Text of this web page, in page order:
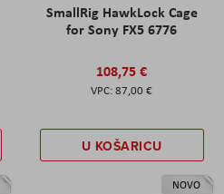
SmallRig HawkLock Cage
for Sony FX5 6776
108,75 €
87,00 €
U KOŠARICU
NOVO